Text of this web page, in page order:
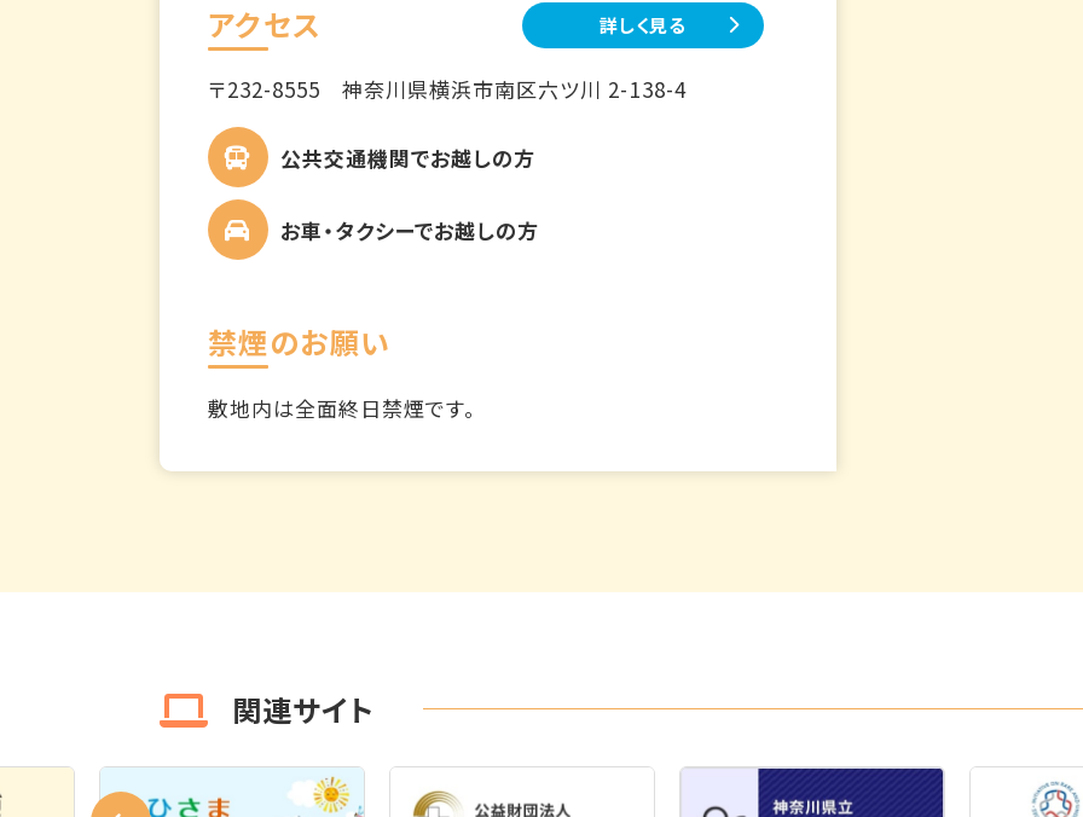
アクセス 詳しく見る
〒232-8555神奈川県横浜市南区六ツ川 2-138-4
公共交通機関でお越しの方
お車・タクシーでお越しの方
禁煙のお願い
敷地内は全面終日禁煙です。
関連サイト